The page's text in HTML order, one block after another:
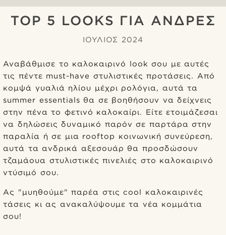
TOP 5 LOOKS ΓΙΑ ΑΝΔΡΕΣ
ΙΟΥΛΙΟΣ 2024
Αναβάθμισε το καλοκαιρινό look σου με αυτές
τις πέντε must-have στυλιστικές προτάσεις. Από
κομψά γυαλιά ηλίου μέχρι ρολόγια, αυτά τα
summer essentials θα σε βοηθήσουν να δείχνεις
στην πένα το φετινό καλοκαίρι. Είτε ετοιμάζεσαι
να δηλώσεις δυναμικό παρόν σε παρτάρα στην
παραλία ή σε μια rooftop κοινωνική συνεύρεση,
αυτά τα ανδρικά αξεσουάρ θα προσδώσουν
τζαμάουα στυλιστικές πινελιές στο καλοκαιρινό
ντύσιμό σου.
Ας "μυηθούμε" παρέα στις cool καλοκαιρινές
τάσεις κι ας ανακαλύψουμε τα νέα κομμάτια
σου!